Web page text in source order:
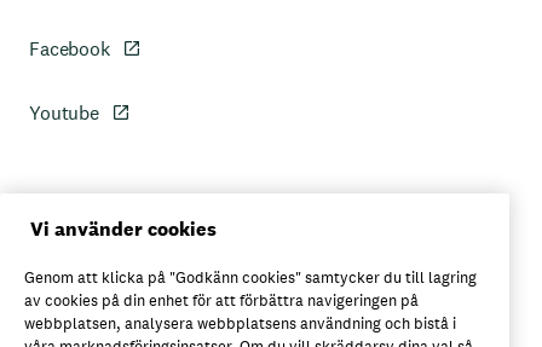
Facebook
Youtube
Personuppgiftspolicy
Axfoods integritetspolicy
Vi använder cookies
Genom att klicka på "Godkänn cookies" samtycker du till lagring
av cookies på din enhet för att förbättra navigeringen på
webbplatsen, analysera webbplatsens användning och bistå i